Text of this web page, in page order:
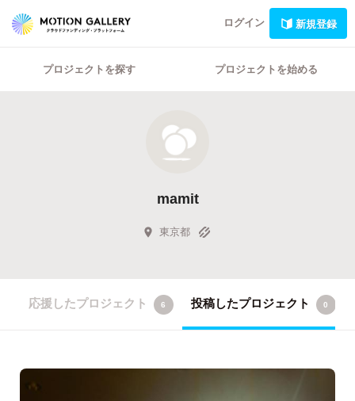
ログイン 新規登録
プロジェクトを探す プロジェクトを始める
mamit
東京都
応援したプロジェクト 6 投稿したプロジェクト 0